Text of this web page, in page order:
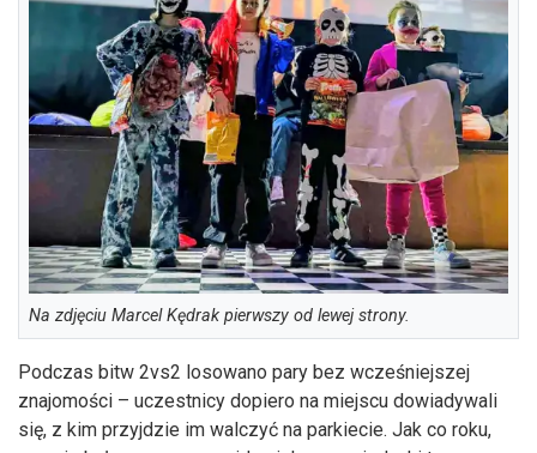
Na zdjęciu Marcel Kędrak pierwszy od lewej strony.
Podczas bitw 2vs2 losowano pary bez wcześniejszej
znajomości – uczestnicy dopiero na miejscu dowiadywali
się, z kim przyjdzie im walczyć na parkiecie. Jak co roku,